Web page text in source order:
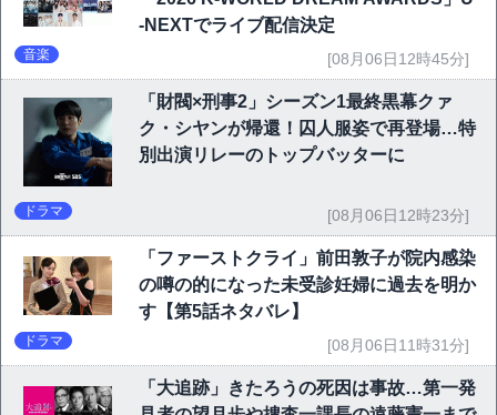
-NEXTでライブ配信決定
音楽 [08月06日12時45分]
「財閥×刑事2」シーズン1最終黒幕クァ
ク・シヤンが帰還！囚人服姿で再登場…特
別出演リレーのトップバッターに
ドラマ [08月06日12時23分]
「ファーストクライ」前田敦子が院内感染
の噂の的になった未受診妊婦に過去を明か
す【第5話ネタバレ】
ドラマ [08月06日11時31分]
「大追跡」きたろうの死因は事故…第一発